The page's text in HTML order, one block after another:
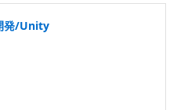
発/Unity